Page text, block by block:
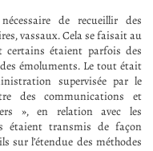
de recueillir des
vassaux. Cela se faisait au
certains étaient parfois des
émoluments. Le tout était
supervisée par le
des communications et
», en relation avec les
étaient transmis de façon
sur l’étendue des méthodes